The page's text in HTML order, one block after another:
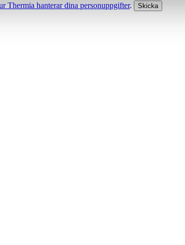
Thermia hanterar dina personuppgifter.